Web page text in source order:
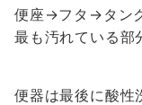
便座→フタ→タン
最も汚れている部
便器は最後に酸性